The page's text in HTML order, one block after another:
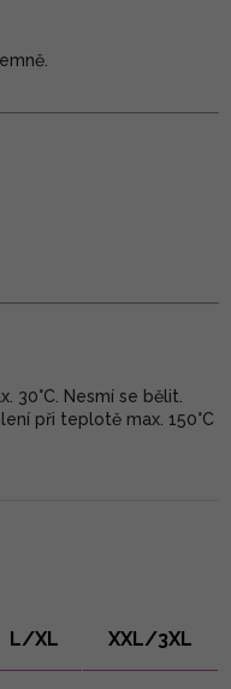
30°C. Nesmí se bělit.
při teplotě max. 150°C
L/XL XXL/3XL